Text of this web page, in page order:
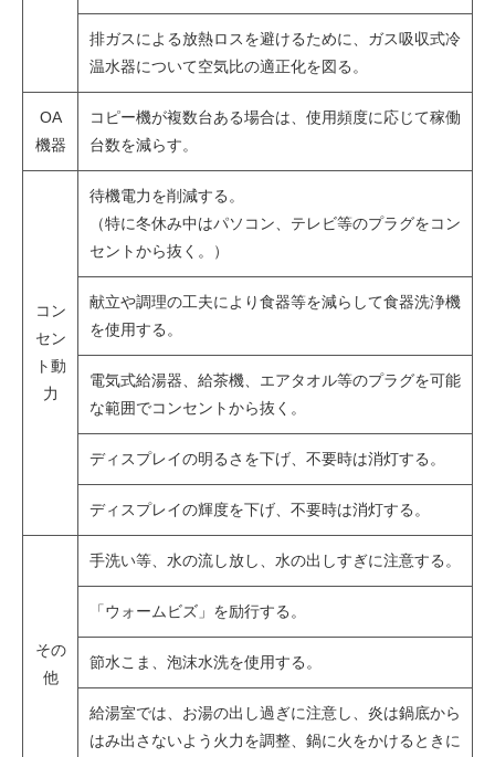
排ガスによる放熱ロスを避けるために、ガス吸収式冷
温水器について空気比の適正化を図る。
OA
機器
コピー機が複数台ある場合は、使用頻度に応じて稼働
台数を減らす。
コン
セン
ト動
力
待機電力を削減する。
（特に冬休み中はパソコン、テレビ等のプラグをコン
セントから抜く。）
献立や調理の工夫により食器等を減らして食器洗浄機
を使用する。
電気式給湯器、給茶機、エアタオル等のプラグを可能
な範囲でコンセントから抜く。
ディスプレイの明るさを下げ、不要時は消灯する。
ディスプレイの輝度を下げ、不要時は消灯する。
その
他
手洗い等、水の流し放し、水の出しすぎに注意する。
「ウォームビズ」を励行する。
節水こま、泡沫水洗を使用する。
給湯室では、お湯の出し過ぎに注意し、炎は鍋底から
はみ出さないよう火力を調整、鍋に火をかけるときに